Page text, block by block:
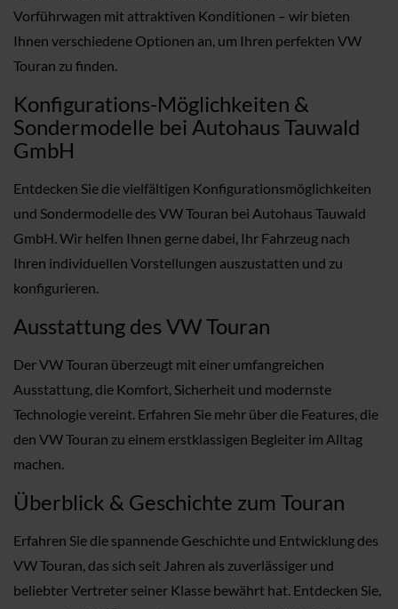
Vorführwagen mit attraktiven Konditionen – wir bieten
Ihnen verschiedene Optionen an, um Ihren perfekten VW
Touran zu finden.
Konfigurations-Möglichkeiten &
Sondermodelle bei Autohaus Tauwald
GmbH
Entdecken Sie die vielfältigen Konfigurationsmöglichkeiten
und Sondermodelle des VW Touran bei Autohaus Tauwald
GmbH. Wir helfen Ihnen gerne dabei, Ihr Fahrzeug nach
Ihren individuellen Vorstellungen auszustatten und zu
konfigurieren.
Ausstattung des VW Touran
Der VW Touran überzeugt mit einer umfangreichen
Ausstattung, die Komfort, Sicherheit und modernste
Technologie vereint. Erfahren Sie mehr über die Features, die
den VW Touran zu einem erstklassigen Begleiter im Alltag
machen.
Überblick & Geschichte zum Touran
Erfahren Sie die spannende Geschichte und Entwicklung des
VW Touran, das sich seit Jahren als zuverlässiger und
beliebter Vertreter seiner Klasse bewährt hat. Entdecken Sie,